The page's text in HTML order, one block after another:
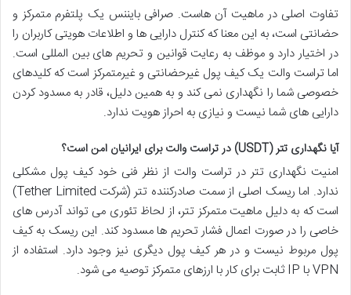
تفاوت اصلی در ماهیت آن هاست. صرافی بایننس یک پلتفرم متمرکز و
حضانتی است، به این معنا که کنترل دارایی ها و اطلاعات هویتی کاربران را
در اختیار دارد و موظف به رعایت قوانین و تحریم های بین المللی است.
اما تراست والت یک کیف پول غیرحضانتی و غیرمتمرکز است که کلیدهای
خصوصی شما را نگهداری نمی کند و به همین دلیل، قادر به مسدود کردن
دارایی های شما نیست و نیازی به احراز هویت ندارد.
آیا نگهداری تتر (USDT) در تراست والت برای ایرانیان امن است؟
امنیت نگهداری تتر در تراست والت از نظر فنی خود کیف پول مشکلی
ندارد. اما ریسک اصلی از سمت صادرکننده تتر (شرکت Tether Limited)
است که به دلیل ماهیت متمرکز تتر، از لحاظ تئوری می تواند آدرس های
خاصی را در صورت اعمال فشار تحریم ها مسدود کند. این ریسک به کیف
پول مربوط نیست و در هر کیف پول دیگری نیز وجود دارد. استفاده از
VPN با IP ثابت برای کار با ارزهای متمرکز توصیه می شود.